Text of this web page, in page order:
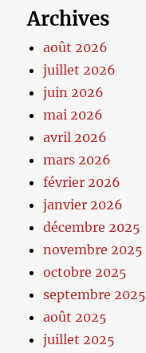
Archives
août 2026
juillet 2026
juin 2026
mai 2026
avril 2026
mars 2026
février 2026
janvier 2026
décembre 2025
novembre 2025
octobre 2025
septembre 2025
août 2025
juillet 2025